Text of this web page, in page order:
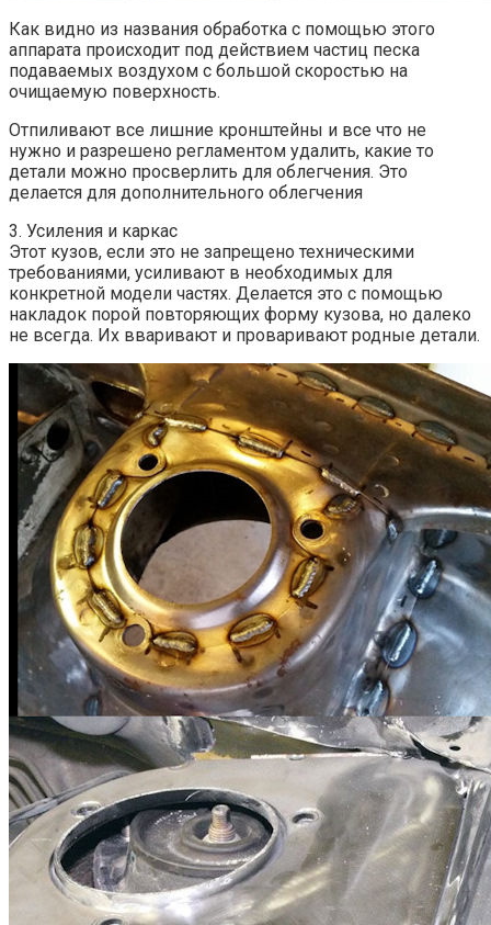
Как видно из названия обработка с помощью этого
аппарата происходит под действием частиц песка
подаваемых воздухом с большой скоростью на
очищаемую поверхность.
Отпиливают все лишние кронштейны и все что не
нужно и разрешено регламентом удалить, какие то
детали можно просверлить для облегчения. Это
делается для дополнительного облегчения
3. Усиления и каркас
Этот кузов, если это не запрещено техническими
требованиями, усиливают в необходимых для
конкретной модели частях. Делается это с помощью
накладок порой повторяющих форму кузова, но далеко
не всегда. Их вваривают и проваривают родные детали.